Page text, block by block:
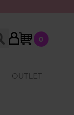
My Cart
0
BUSCAR
OUTLET